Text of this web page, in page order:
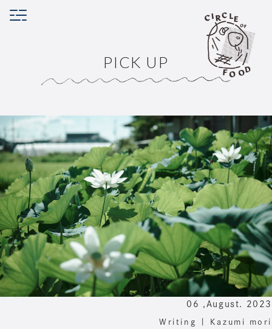
PICK UP
06 ,August. 2023
Writing | Kazumi mori